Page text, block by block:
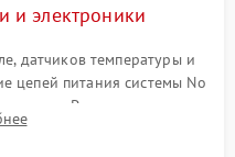
и электроники
датчиков температуры и
цепей питания системы No
Ремонт или замена
алгоритмов.